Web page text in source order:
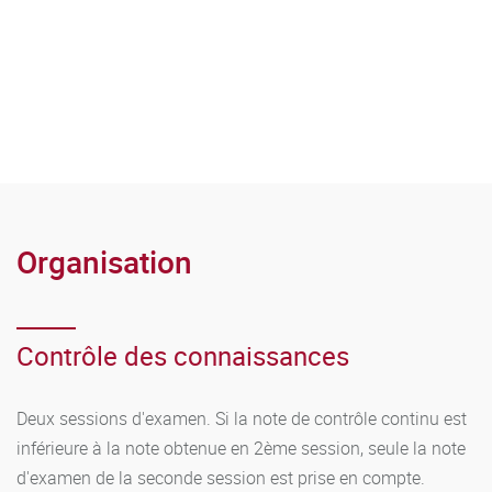
Organisation
Contrôle des connaissances
Deux sessions d'examen. Si la note de contrôle continu est
inférieure à la note obtenue en 2ème session, seule la note
d'examen de la seconde session est prise en compte.